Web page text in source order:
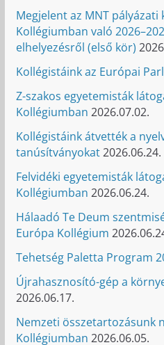
Megjelent az MNT pályázati
Kollégiumban való
elhelyezésről (első kör)
Kollégistáink az Európai
Z-szakos egyetemisták
Kollégiumban 2026.07.02.
Kollégistáink átvették a
tanúsítványokat2026.06.24.
Felvidéki egyetemisták
Kollégiumban 2026.06.24.
Hálaadó Te Deum
Európa Kollégium
Tehetség Paletta Program
Újrahasznosító-gép a
2026.06.17.
Nemzeti összetartozásunk
Kollégiumban 2026.06.05.